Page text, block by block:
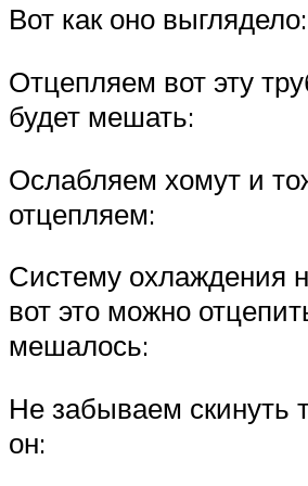
Вот как оно выглядело:
Отцепляем вот эту
будет мешать:
Ослабляем хомут и
отцепляем:
Систему охлаждения
вот это можно
мешалось:
Не забываем скинуть
он: